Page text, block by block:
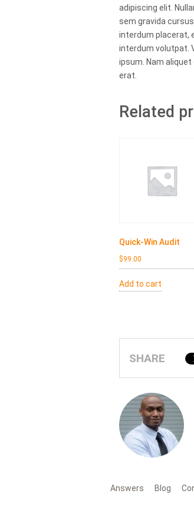
adipiscing elit.
sem gravida
interdum placerat,
interdum volutpat.
ipsum. Nam
erat.
Related
Quick-Win Audit
$99.00
Add to cart
SHARE
Answers Blog